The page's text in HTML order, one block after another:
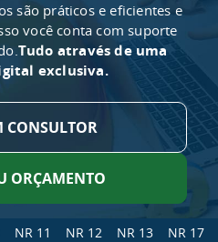
são práticos e eficientes e
você conta com suporte
Tudo através de uma
exclusiva.
CONSULTOR
ORÇAMENTO
NR 11 NR 12 NR 13
NR 17